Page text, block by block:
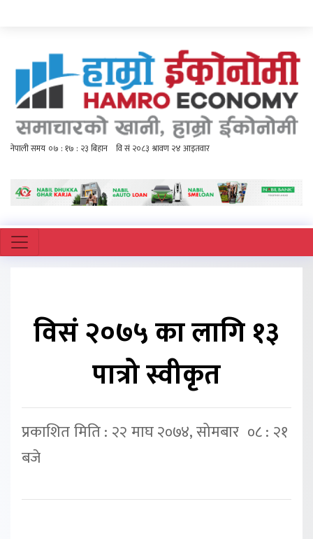
विसं २०७५ का लागि १३
पात्रो स्वीकृत
प्रकाशित मिति : २२ माघ २०७४, सोमबार ०८ : २१
बजे